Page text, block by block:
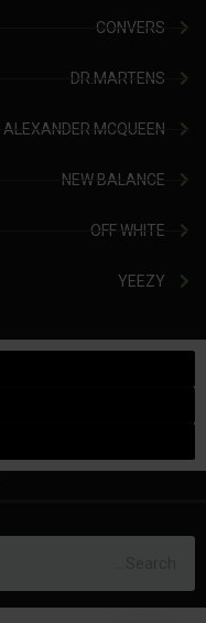
CONVERS
DR.MARTENS
ALEXANDER MCQUEEN
NEW BALANCE
OFF WHITE
YEEZY